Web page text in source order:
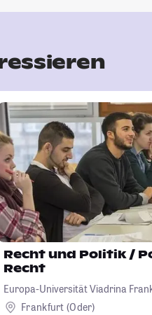
Recht und Politik / Politik und
Recht
Europa-Universität Viadrina
Frankfurt (Oder)